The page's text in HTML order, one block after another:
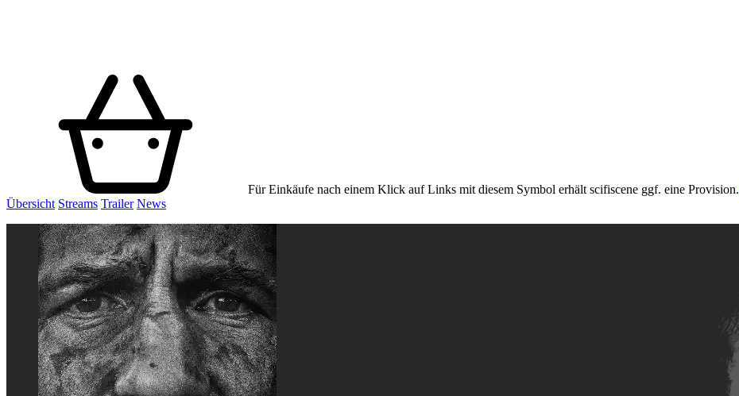
Für Einkäufe nach einem Klick auf Links mit diesem Symbol erhält scifiscene ggf. eine Provision.
Übersicht Streams Trailer News